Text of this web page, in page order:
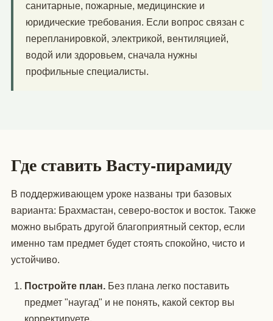
санитарные, пожарные, медицинские и
юридические требования. Если вопрос связан с
перепланировкой, электрикой, вентиляцией,
водой или здоровьем, сначала нужны
профильные специалисты.
Где ставить Васту-пирамиду
В поддерживающем уроке названы три базовых
варианта: Брахмастан, северо-восток и восток. Также
можно выбрать другой благоприятный сектор, если
именно там предмет будет стоять спокойно, чисто и
устойчиво.
Постройте план. Без плана легко поставить
предмет "наугад" и не понять, какой сектор вы
корректируете.